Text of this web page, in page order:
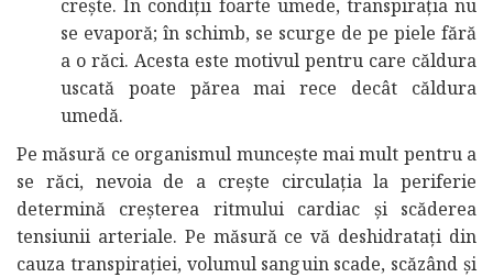
crește. În condiții foarte umede, transpirația nu
se evaporă; în schimb, se scurge de pe piele fără
a o răci. Acesta este motivul pentru care căldura
uscată poate părea mai rece decât căldura
umedă.
Pe măsură ce organismul muncește mai mult pentru a
se răci, nevoia de a crește circulația la periferie
determină creșterea ritmului cardiac și scăderea
tensiunii arteriale. Pe măsură ce vă deshidratați din
cauza transpirației, volumul sanguin scade, scăzând și